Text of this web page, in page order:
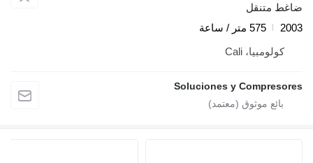
متنقل
575 متر / ساعة
كولومبيا، Cali
Soluciones y